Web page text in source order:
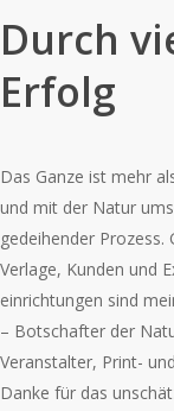
Durch
Erfolg
Das Ganze ist mehr
und mit der Natur
gedeihender
Verlage, Kunden und
einrichtungen sind
– Botschafter der
Veranstalter, Print-
Danke für das